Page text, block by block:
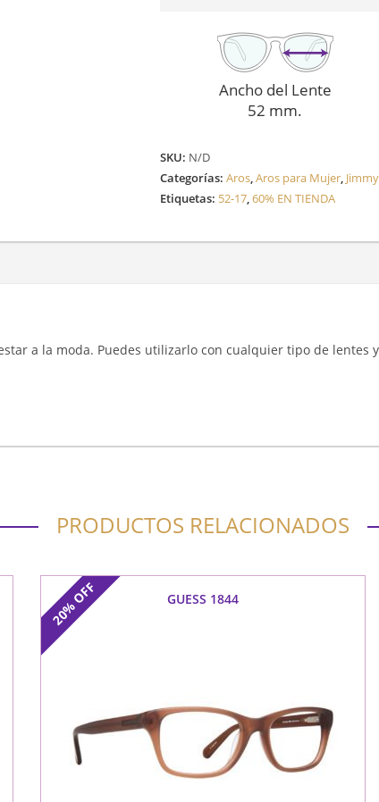
Ancho del Lente
52 mm.
SKU: N/D
Categorías: Aros,Aros para Mujer,
Etiquetas: 52-17,60% EN TIENDA
a la moda. Puedes utilizarlo con cualquier tipo de lentes
PRODUCTOS RELACIONADOS
20%
OFF GUESS 1844